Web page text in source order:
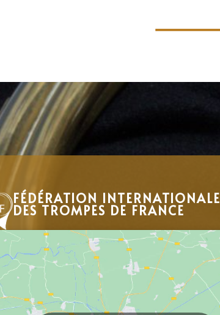
FÉDÉRATION INTERNATIONALE
DES TROMPES DE FRANCE